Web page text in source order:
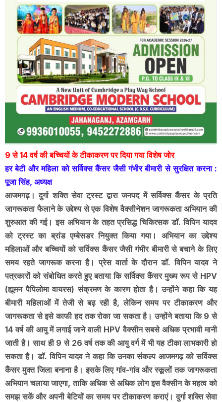
9 से 14 वर्ष की बच्चियों के टीकाकरण पर दिया गया विशेष जोर
हर बेटी और महिला को सर्विक्स कैंसर जैसी गंभीर बीमारी से सुरक्षित करना :
पूजा सिंह, अध्यक्ष
आजमगढ़। दुर्गा शक्ति सेवा ट्रस्ट द्वारा जनपद में सर्विक्स कैंसर के प्रति
जागरूकता फैलाने के उद्देश्य से एक विशेष वैक्सीनेशन जागरूकता अभियान की
शुरुआत की गई। इस अभियान के तहत प्रसिद्ध चिकित्सक डॉ. विपिन यादव
को ट्रस्ट का ब्रांड एम्बेसडर नियुक्त किया गया। अभियान का उद्देश्य
महिलाओं और बच्चियों को सर्विक्स कैंसर जैसी गंभीर बीमारी से बचाने के लिए
समय रहते जागरूक करना है। प्रेस वार्ता के दौरान डॉ. विपिन यादव ने
पत्रकारों को संबोधित करते हुए बताया कि सर्विक्स कैंसर मुख्य रूप से HPV
(ह्यूमन पैपिलोमा वायरस) संक्रमण के कारण होता है। उन्होंने कहा कि यह
बीमारी महिलाओं में तेजी से बढ़ रही है, लेकिन समय पर टीकाकरण और
जागरूकता से इसे काफी हद तक रोका जा सकता है। उन्होंने बताया कि 9 से
14 वर्ष की आयु में लगाई जाने वाली HPV वैक्सीन सबसे अधिक प्रभावी मानी
जाती है। साथ ही 9 से 26 वर्ष तक की आयु वर्ग में भी यह टीका लाभकारी हो
सकता है। डॉ. विपिन यादव ने कहा कि उनका संकल्प आजमगढ़ को सर्विक्स
कैंसर मुक्त जिला बनाना है। इसके लिए गांव-गांव और स्कूलों तक जागरूकता
अभियान चलाया जाएगा, ताकि अधिक से अधिक लोग इस वैक्सीन के महत्व को
समझ सकें और अपनी बेटियों का समय पर टीकाकरण कराएं। दुर्गा शक्ति सेवा